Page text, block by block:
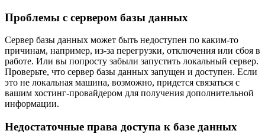
Проблемы с сервером базы данных
Сервер базы данных может быть недоступен по каким-то
причинам, например, из-за перегрузки, отключения или сбоя в
работе. Или вы попросту забыли запустить локальный сервер.
Проверьте, что сервер базы данных запущен и доступен. Если
это не локальная машина, возможно, придется связаться с
вашим хостинг-провайдером для получения дополнительной
информации.
Недостаточные права доступа к базе данных